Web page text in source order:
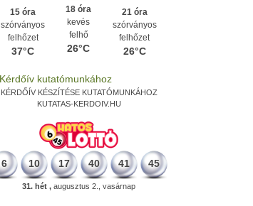
15 óra
szórványos
felhőzet
37°C
18 óra
kevés
felhő
26°C
21 óra
szórványos
felhőzet
26°C
KÉRDŐÍV KÉSZÍTÉSE KUTATÓMUNKÁHOZ
KUTATAS-KERDOIV.HU
6 10 17 40 41 45
31. hét , augusztus 2., vasárnap